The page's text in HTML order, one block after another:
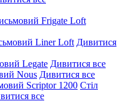
Frigate Loft
Liner Loft Дивитися
Legate Дивитися все
Nous Дивитися все
Scriptor 1200 Стіл
все